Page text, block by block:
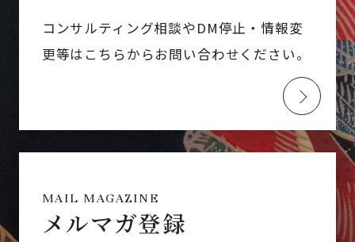
コンサルティング相談やDM停止・情報変
更等はこちらからお問い合わせください。
MAIL MAGAZINE
メルマガ登録